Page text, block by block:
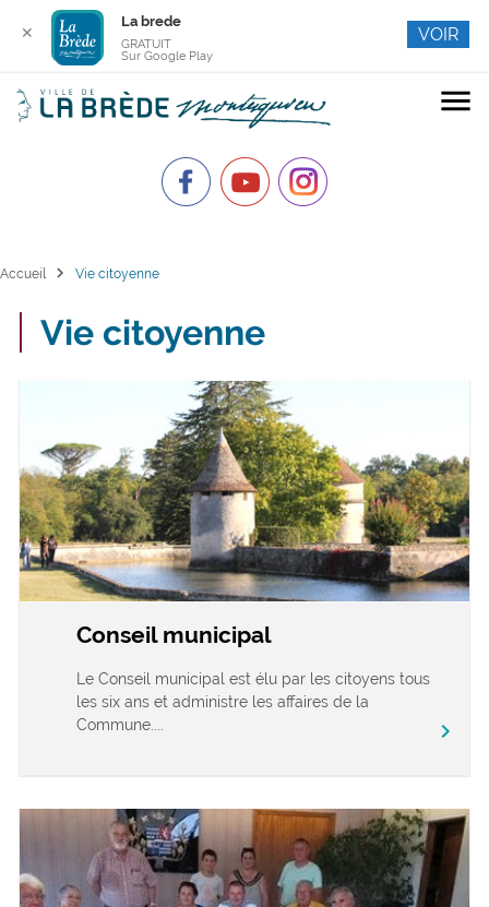
menu
Accueil chevron_right Vie citoyenne
Vie citoyenne
Conseil municipal
Le Conseil municipal est élu par les citoyens tous
les six ans et administre les affaires de la
Commune....
chevron_right
✕
La brede
GRATUIT
Sur Google Play
VOIR